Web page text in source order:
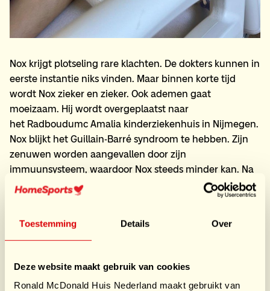
Toestemming Details Over
Deze website maakt gebruik van cookies
Ronald McDonald Huis Nederland maakt gebruikt van
Nox krijgt plotseling rare klachten. De dokters kunnen in
eerste instantie niks vinden. Maar binnen korte tijd
wordt Nox zieker en zieker. Ook ademen gaat
moeizaam. Hij wordt overgeplaatst naar
het Radboudumc Amalia kinderziekenhuis in Nijmegen.
Nox blijkt het Guillain-Barré syndroom te hebben. Zijn
zenuwen worden aangevallen door zijn
immuunsysteem, waardoor Nox steeds minder kan. Na
een drie weken op de intensive care moet hij veel
opnieuw leren: van eten tot lopen.
Stap voor stap
Een hele heftige periode, voor zowel Nox als zijn familie.
hem, in Ronald McDonald Huis Nijmegen. Yvonne:
“Zodra ik na een ellendige ziekenhuisdag het Huis